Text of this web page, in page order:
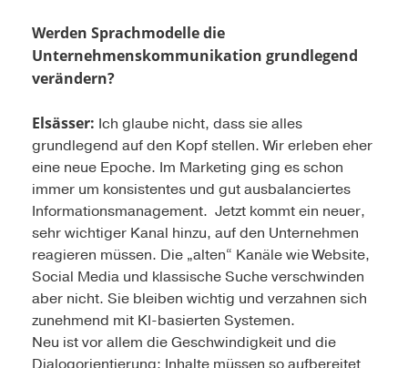
Werden Sprachmodelle die
Unternehmenskommunikation grundlegend
verändern?
Elsässer: Ich glaube nicht, dass sie alles
grundlegend auf den Kopf stellen. Wir erleben eher
eine neue Epoche. Im Marketing ging es schon
immer um konsistentes und gut ausbalanciertes
Informationsmanagement. Jetzt kommt ein neuer,
sehr wichtiger Kanal hinzu, auf den Unternehmen
reagieren müssen. Die „alten“ Kanäle wie Website,
Social Media und klassische Suche verschwinden
aber nicht. Sie bleiben wichtig und verzahnen sich
zunehmend mit KI-basierten Systemen.
Neu ist vor allem die Geschwindigkeit und die